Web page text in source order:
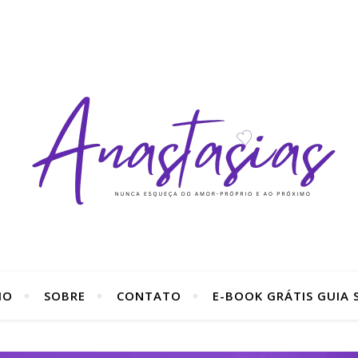
SOBRE CONTATO E-BOOK GRÁTIS GUIA